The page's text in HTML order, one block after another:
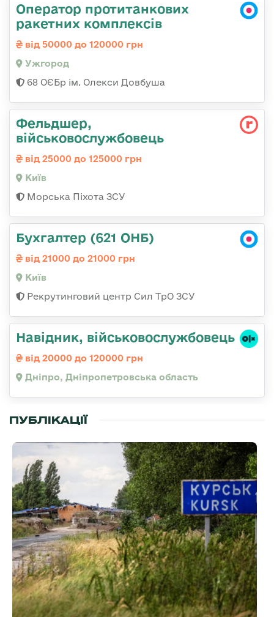
Оператор протитанкових
ракетних комплексів
від 50000 до 120000 грн
Ужгород
68 ОЄБр ім. Олекси Довбуша
Фельдшер,
військовослужбовець
від 25000 до 125000 грн
Київ
Морська Піхота ЗСУ
Бухгалтер (621 ОНБ)
від 21000 до 21000 грн
Київ
Рекрутинговий центр Сил ТрО ЗСУ
Навідник, військовослужбовець
від 20000 до 120000 грн
Дніпро, Дніпропетровська область
ПУБЛІКАЦІЇ